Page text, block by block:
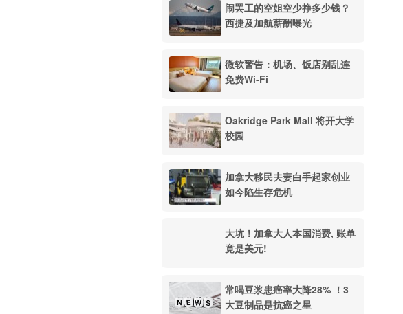
闹罢工的空姐空少挣多少钱？
西捷及加航薪酬曝光
微软警告：机场、饭店别乱连
免费Wi-Fi
Oakridge Park Mall 将开大学
校园
加拿大移民夫妻白手起家创业
如今陷生存危机
大坑！加拿大人本国消费, 账单
竟是美元!
常喝豆浆患癌率大降28% ！3
大豆制品是抗癌之星